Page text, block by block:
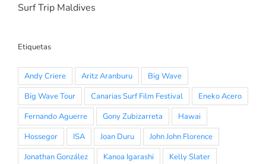
Surf Trip Maldives
Etiquetas
Andy Criere Aritz Aranburu
Big Wave
Big Wave Tour
Canarias Surf Film Festival
Eneko Acero
Fernando Aguerre
Gony Zubizarreta
Hawai
Hossegor
ISA Joan Duru
John John Florence
Jonathan González
Kanoa Igarashi
Kelly Slater